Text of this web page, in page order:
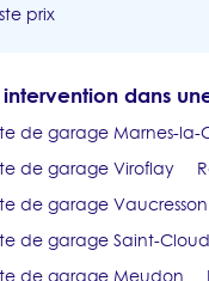
prix
dans
de garage Marnes-la-
de garage Viroflay
de garage Vaucresson
de garage Saint-Cloud
de garage Meudon